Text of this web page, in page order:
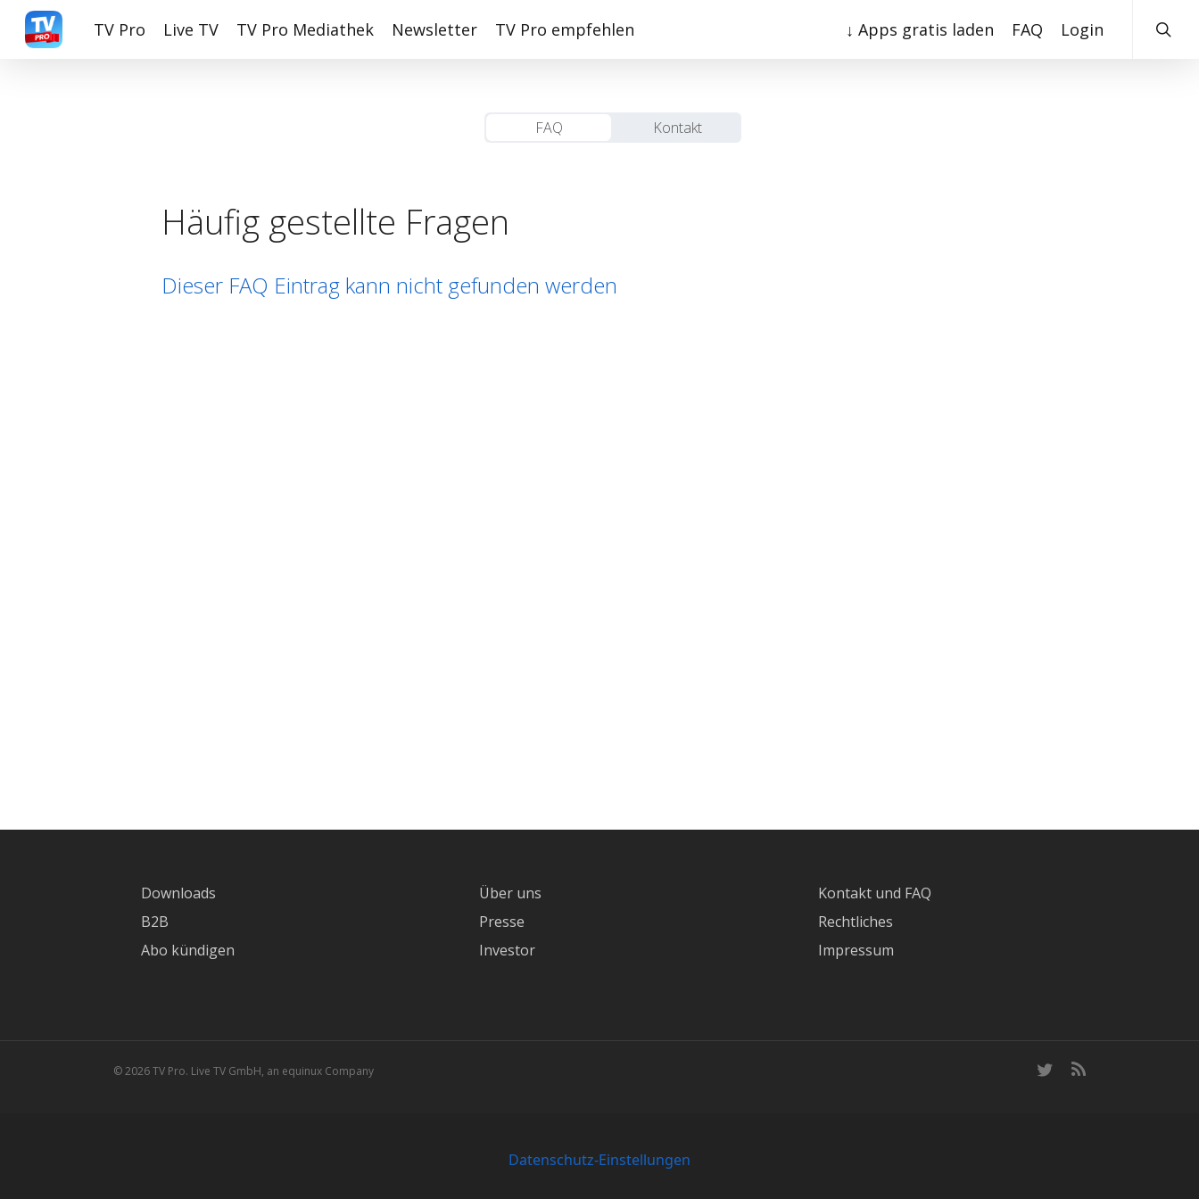
Skip
main
TV Pro Live TV TV Pro Mediathek Newsletter TV Pro empfehlen ↓ Apps gratis laden FAQ Login
FAQ Kontakt
Häufig gestellte Fragen
Dieser FAQ Eintrag kann nicht gefunden werden
Downloads
B2B
Abo kündigen
Über uns
Presse
Investor
Kontakt und FAQ
Rechtliches
Impressum
© 2026 TV Pro. Live TV GmbH, an equinux Company twitter RSS
Datenschutz-Einstellungen